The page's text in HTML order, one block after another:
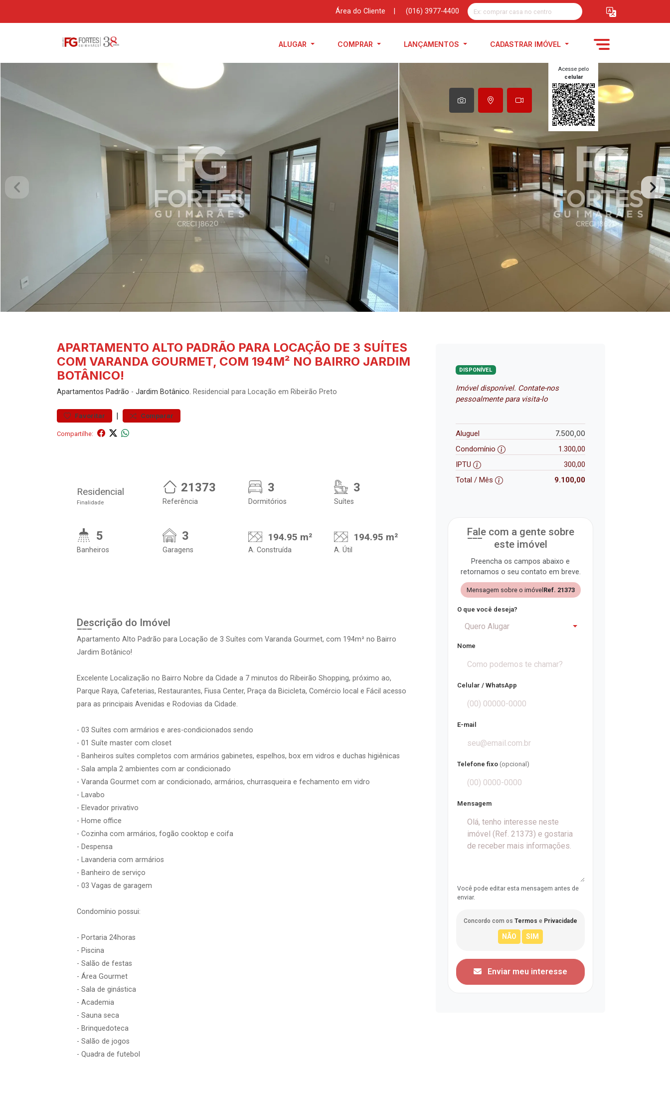
Área do Cliente (016) 3977-4400
ALUGAR COMPRAR LANÇAMENTOS CADASTRAR IMÓVEL
Acesse pelo
celular
APARTAMENTO ALTO PADRÃO PARA LOCAÇÃO DE 3 SUÍTES
COM VARANDA GOURMET, COM 194M² NO BAIRRO JARDIM
BOTÂNICO!
Apartamentos Padrão - Jardim Botânico. Residencial para Locação em Ribeirão Preto
Favoritar | Comparar
Compartilhe:
Residencial
Finalidade
21373
Referência
3
Dormitórios
3
Suítes
5
Banheiros
3
Garagens
194.95 m²
A. Construída
194.95 m²
A. Útil
Descrição do Imóvel
Apartamento Alto Padrão para Locação de 3 Suítes com Varanda Gourmet, com 194m² no Bairro
Jardim Botânico!
Excelente Localização no Bairro Nobre da Cidade a 7 minutos do Ribeirão Shopping, próximo ao,
Parque Raya, Cafeterias, Restaurantes, Fiusa Center, Praça da Bicicleta, Comércio local e Fácil acesso
para as principais Avenidas e Rodovias da Cidade.
- 03 Suítes com armários e ares-condicionados sendo
- 01 Suíte master com closet
- Banheiros suítes completos com armários gabinetes, espelhos, box em vidros e duchas higiênicas
- Sala ampla 2 ambientes com ar condicionado
- Varanda Gourmet com ar condicionado, armários, churrasqueira e fechamento em vidro
- Lavabo
- Elevador privativo
- Home office
- Cozinha com armários, fogão cooktop e coifa
- Despensa
- Lavanderia com armários
- Banheiro de serviço
- 03 Vagas de garagem
Condomínio possui:
- Portaria 24horas
- Piscina
- Salão de festas
- Área Gourmet
- Sala de ginástica
- Academia
- Sauna seca
- Brinquedoteca
- Salão de jogos
- Quadra de futebol
DISPONÍVEL
Imóvel disponível. Contate-nos
pessoalmente para visita-lo
Aluguel 7.500,00
Condomínio
1.300,00
IPTU
300,00
Total / Mês
9.100,00
Fale com a gente sobre
este imóvel
Preencha os campos abaixo e
retornamos o seu contato em breve.
Mensagem sobre o imóvel Ref. 21373
O que você deseja?
Quero Alugar
Nome
Celular / WhatsApp
E-mail
Telefone fixo (opcional)
Mensagem
Você pode editar esta mensagem antes de
enviar.
Concordo com os Termos e Privacidade
Enviar meu interesse